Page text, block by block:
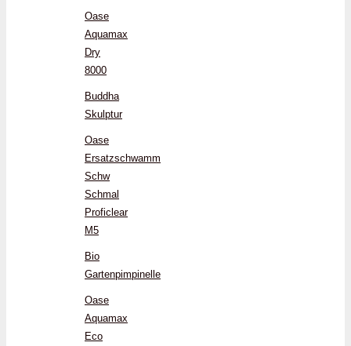
Oase
Aquamax
Dry
8000
Buddha
Skulptur
Oase
Ersatzschwamm
Schw
Schmal
Proficlear
M5
Bio
Gartenpimpinelle
Oase
Aquamax
Eco